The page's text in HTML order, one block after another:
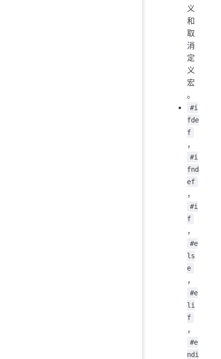
义
和
取
消
定
义
宏
。
#i
fde
f
，
#i
fnd
ef
，
#i
f
，
#e
ls
e
，
#e
li
f
，
#e
ndi